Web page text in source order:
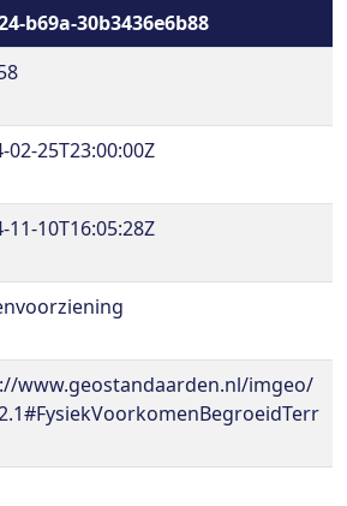
b69a-30b3436e6b88
02-25T23:00:00Z
11-10T16:05:28Z
www.geostandaarden.nl/imgeo/